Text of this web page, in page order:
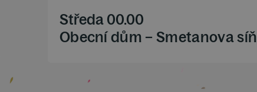
Středa 00.00
Obecní dům – Smetanova síň